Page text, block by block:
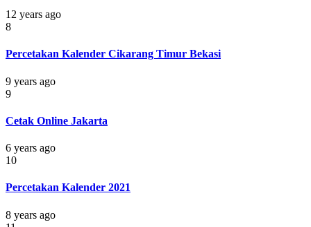
12 years ago
8
Percetakan Kalender Cikarang Timur Bekasi
9 years ago
9
Cetak Online Jakarta
6 years ago
10
Percetakan Kalender 2021
8 years ago